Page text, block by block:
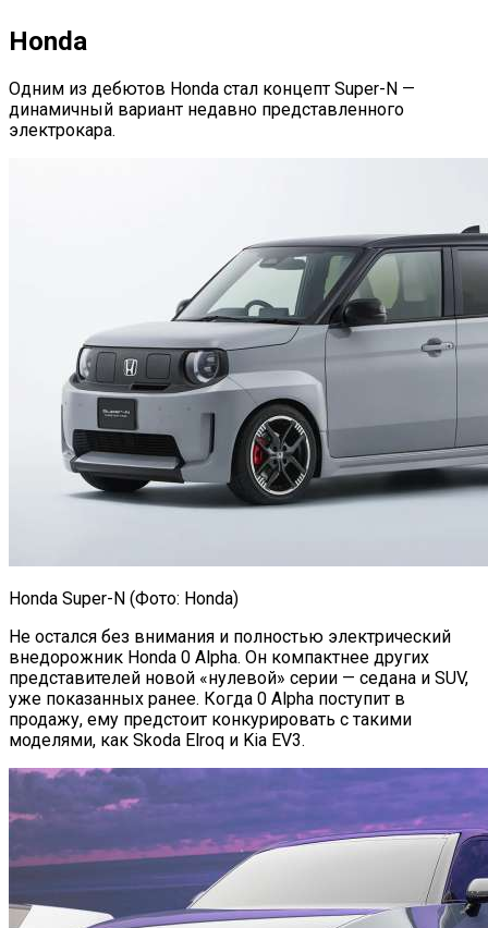
Honda
Одним из дебютов Honda стал концепт Super-N —
динамичный вариант недавно представленного
электрокара.
Honda Super-N (Фото: Honda)
Не остался без внимания и полностью электрический
внедорожник Honda 0 Alpha. Он компактнее других
представителей новой «нулевой» серии — седана и SUV,
уже показанных ранее. Когда 0 Alpha поступит в
продажу, ему предстоит конкурировать с такими
моделями, как Skoda Elroq и Kia EV3.